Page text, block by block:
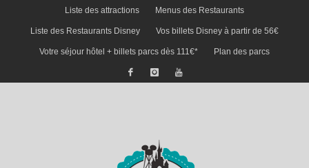
Liste des attractions Menus des Restaurants
Liste des Restaurants Disney Vos billets Disney à partir de 56€
Votre séjour hôtel + billets parcs dès 111€* Plan des parcs